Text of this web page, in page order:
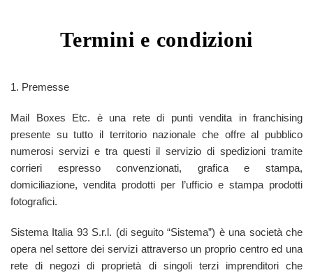
Termini e condizioni
1. Premesse
Mail Boxes Etc. è una rete di punti vendita in franchising
presente su tutto il territorio nazionale che offre al pubblico
numerosi servizi e tra questi il servizio di spedizioni tramite
corrieri espresso convenzionati, grafica e stampa,
domiciliazione, vendita prodotti per l’ufficio e stampa prodotti
fotografici.
Sistema Italia 93 S.r.l. (di seguito “Sistema”) è una società che
opera nel settore dei servizi attraverso un proprio centro ed una
rete di negozi di proprietà di singoli terzi imprenditori che